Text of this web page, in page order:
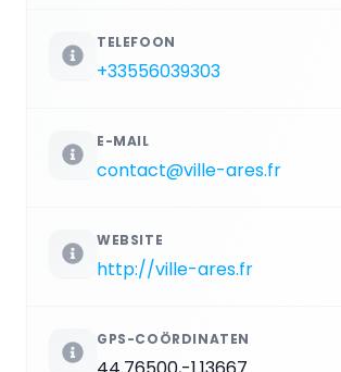
TELEFOON
+33556039303
E-MAIL
contact@ville-ares.fr
WEBSITE
http://ville-ares.fr
GPS-COÖRDINATEN